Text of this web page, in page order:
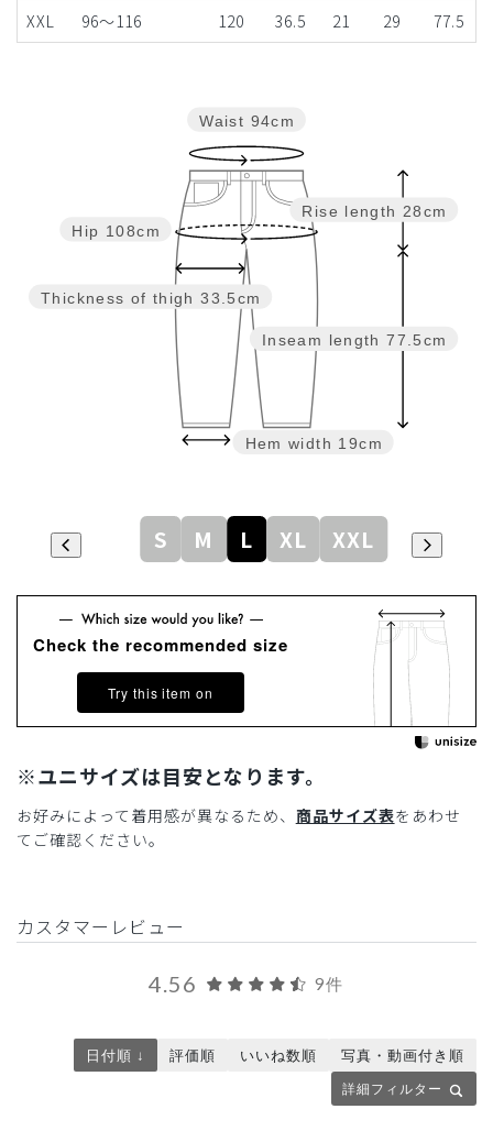
XXL
96～116 120 36.5 21 29 77.5
Inseam length 77.5cm
Rise length 28cm
Hem width 19cm
Thickness of thigh 33.5cm
Hip 108cm
Waist 94cm
S M L XL XXL
Check the recommended size
Try this item on
※ユニサイズは目安となります。
お好みによって着用感が異なるため、 商品サイズ表をあわせ
てご確認ください。
カスタマーレビュー
4.56 9件
詳細フィルター
日付順 ↓ 評価順 いいね数順 写真・動画付き順